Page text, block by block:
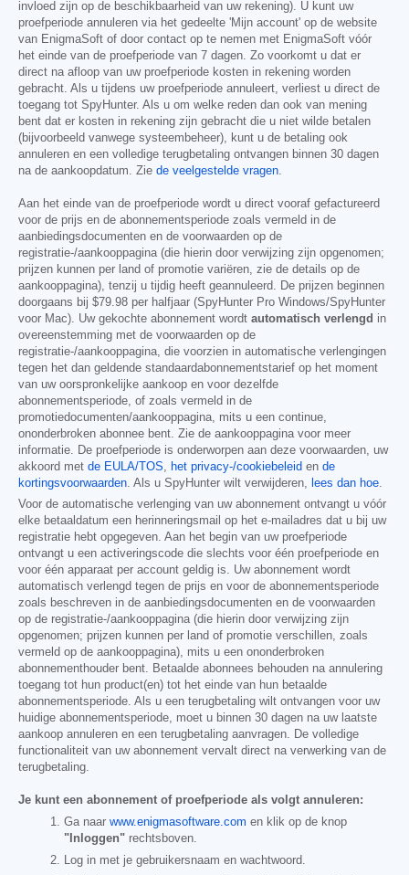
invloed zijn op de beschikbaarheid van uw rekening). U kunt uw
proefperiode annuleren via het gedeelte 'Mijn account' op de website
van EnigmaSoft of door contact op te nemen met EnigmaSoft vóór
het einde van de proefperiode van 7 dagen. Zo voorkomt u dat er
direct na afloop van uw proefperiode kosten in rekening worden
gebracht. Als u tijdens uw proefperiode annuleert, verliest u direct de
toegang tot SpyHunter. Als u om welke reden dan ook van mening
bent dat er kosten in rekening zijn gebracht die u niet wilde betalen
(bijvoorbeeld vanwege systeembeheer), kunt u de betaling ook
annuleren en een volledige terugbetaling ontvangen binnen 30 dagen
na de aankoopdatum. Zie de veelgestelde vragen
Aan het einde van de proefperiode wordt u direct vooraf gefactureerd
voor de prijs en de abonnementsperiode zoals vermeld in de
aanbiedingsdocumenten en de voorwaarden op de
registratie-/aankooppagina (die hierin door verwijzing zijn opgenomen;
prijzen kunnen per land of promotie variëren, zie de details op de
aankooppagina), tenzij u tijdig heeft geannuleerd. De prijzen beginnen
doorgaans bij $79.98 per halfjaar (SpyHunter Pro Windows/SpyHunter
voor Mac). Uw gekochte abonnement wordt automatisch verlengd in
overeenstemming met de voorwaarden op de
registratie-/aankooppagina, die voorzien in automatische verlengingen
tegen het dan geldende standaardabonnementstarief op het moment
van uw oorspronkelijke aankoop en voor dezelfde
abonnementsperiode, of zoals vermeld in de
promotiedocumenten/aankooppagina, mits u een continue,
ononderbroken abonnee bent. Zie de aankooppagina voor meer
informatie. De proefperiode is onderworpen aan deze voorwaarden, uw
akkoord met de EULA/TOS het privacy-/cookiebeleid en de
kortingsvoorwaarden . Als u SpyHunter wilt verwijderen, lees dan hoe
Voor de automatische verlenging van uw abonnement ontvangt u vóór
elke betaaldatum een herinneringsmail op het e-mailadres dat u bij uw
registratie hebt opgegeven. Aan het begin van uw proefperiode
ontvangt u een activeringscode die slechts voor één proefperiode en
voor één apparaat per account geldig is. Uw abonnement wordt
automatisch verlengd tegen de prijs en voor de abonnementsperiode
zoals beschreven in de aanbiedingsdocumenten en de voorwaarden
op de registratie-/aankooppagina (die hierin door verwijzing zijn
opgenomen; prijzen kunnen per land of promotie verschillen, zoals
vermeld op de aankooppagina), mits u een ononderbroken
abonnementhouder bent. Betaalde abonnees behouden na annulering
toegang tot hun product(en) tot het einde van hun betaalde
abonnementsperiode. Als u een terugbetaling wilt ontvangen voor uw
huidige abonnementsperiode, moet u binnen 30 dagen na uw laatste
aankoop annuleren en een terugbetaling aanvragen. De volledige
functionaliteit van uw abonnement vervalt direct na verwerking van de
terugbetaling.
Je kunt een abonnement of proefperiode als volgt annuleren:
Ga naar www.enigmasoftware.com en klik op de knop
"Inloggen" rechtsboven.
Log in met je gebruikersnaam en wachtwoord.